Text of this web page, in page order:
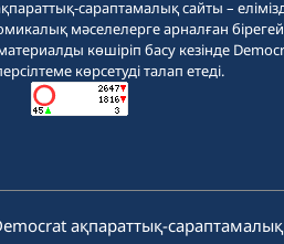
сараптамалық сайты –
мәселелерге арналған
материалды көшіріп басу кезінде
көрсетуді талап етеді.
ақпараттық-